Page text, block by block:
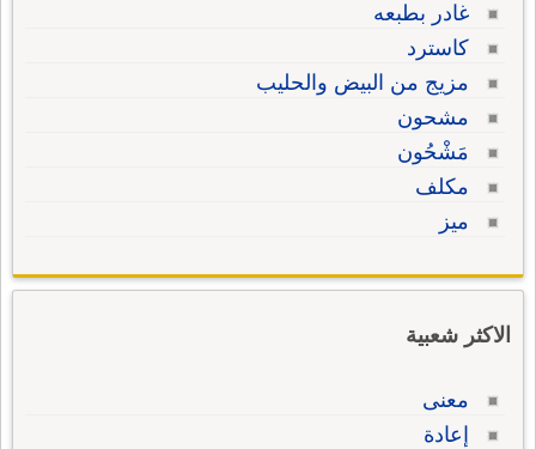
غادر بطبعه
كاسترد
مزيج من البيض والحليب
مشحون
مَشْحُون
مكلف
ميز
الاكثر شعبية
معنى
إعادة